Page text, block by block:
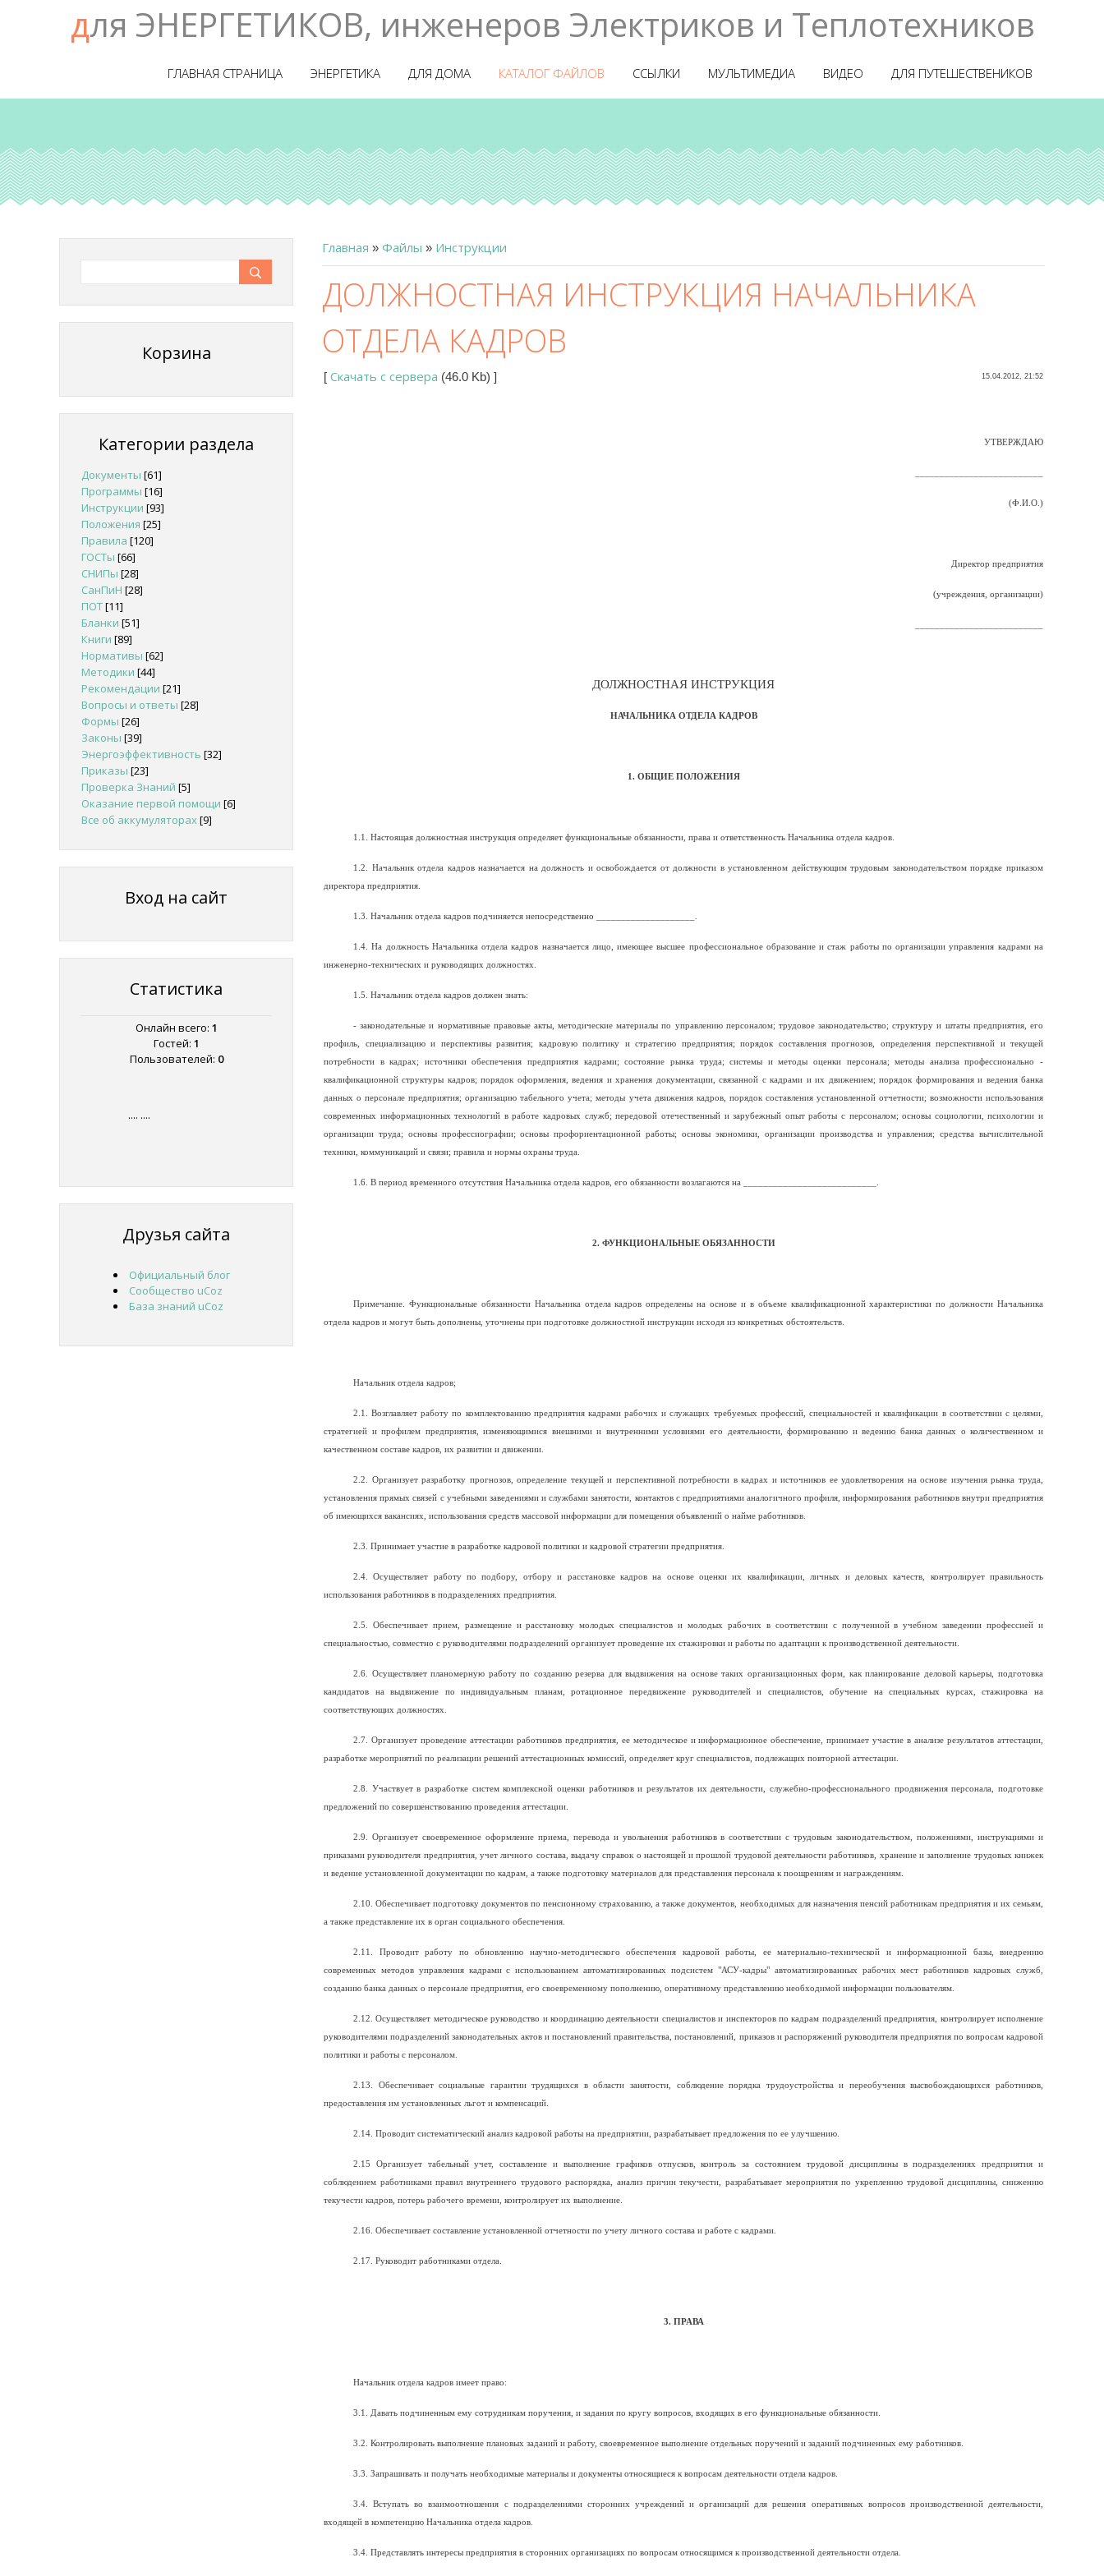
для ЭНЕРГЕТИКОВ, инженеров Электриков и Теплотехников
ГЛАВНАЯ СТРАНИЦА ЭНЕРГЕТИКА ДЛЯ ДОМА КАТАЛОГ ФАЙЛОВ ССЫЛКИ МУЛЬТИМЕДИА ВИДЕО ДЛЯ ПУТЕШЕСТВЕНИКОВ
Главная » Файлы » Инструкции
ДОЛЖНОСТНАЯ ИНСТРУКЦИЯ НАЧАЛЬНИКА
ОТДЕЛА КАДРОВ
[ Скачать с сервера (46.0 Kb) ] 15.04.2012, 21:52
УТВЕРЖДАЮ
(Ф.И.О.)
Директор предприятия
(учреждения, организации)
ДОЛЖНОСТНАЯ ИНСТРУКЦИЯ
НАЧАЛЬНИКА ОТДЕЛА КАДРОВ
1. ОБЩИЕ ПОЛОЖЕНИЯ
1.1. Настоящая должностная инструкция определяет функциональные обязанности, права и ответственность Начальника отдела кадров.
1.2. Начальник отдела кадров назначается на должность и освобождается от должности в установленном действующим трудовым законодательством порядке приказом
директора предприятия.
1.3. Начальник отдела кадров подчиняется непосредственно ____________________.
1.4. На должность Начальника отдела кадров назначается лицо, имеющее высшее профессиональное образование и стаж работы по организации управления кадрами на
инженерно-технических и руководящих должностях.
1.5. Начальник отдела кадров должен знать:
- законодательные и нормативные правовые акты, методические материалы по управлению персоналом; трудовое законодательство; структуру и штаты предприятия, его
профиль, специализацию и перспективы развития; кадровую политику и стратегию предприятия; порядок составления прогнозов, определения перспективной и текущей
потребности в кадрах; источники обеспечения предприятия кадрами; состояние рынка труда; системы и методы оценки персонала; методы анализа профессионально -
квалификационной структуры кадров; порядок оформления, ведения и хранения документации, связанной с кадрами и их движением; порядок формирования и ведения банка
данных о персонале предприятия; организацию табельного учета; методы учета движения кадров, порядок составления установленной отчетности; возможности использования
современных информационных технологий в работе кадровых служб; передовой отечественный и зарубежный опыт работы с персоналом; основы социологии, психологии и
организации труда; основы профессиографии; основы профориентационной работы; основы экономики, организации производства и управления; средства вычислительной
техники, коммуникаций и связи; правила и нормы охраны труда.
1.6. В период временного отсутствия Начальника отдела кадров, его обязанности возлагаются на ___________________________.
2. ФУНКЦИОНАЛЬНЫЕ ОБЯЗАННОСТИ
Примечание. Функциональные обязанности Начальника отдела кадров определены на основе и в объеме квалификационной характеристики по должности Начальника
отдела кадров и могут быть дополнены, уточнены при подготовке должностной инструкции исходя из конкретных обстоятельств.
Начальник отдела кадров;
2.1. Возглавляет работу по комплектованию предприятия кадрами рабочих и служащих требуемых профессий, специальностей и квалификации в соответствии с целями,
стратегией и профилем предприятия, изменяющимися внешними и внутренними условиями его деятельности, формированию и ведению банка данных о количественном и
качественном составе кадров, их развитии и движении.
2.2. Организует разработку прогнозов, определение текущей и перспективной потребности в кадрах и источников ее удовлетворения на основе изучения рынка труда,
установления прямых связей с учебными заведениями и службами занятости, контактов с предприятиями аналогичного профиля, информирования работников внутри предприятия
об имеющихся вакансиях, использования средств массовой информации для помещения объявлений о найме работников.
2.3. Принимает участие в разработке кадровой политики и кадровой стратегии предприятия.
2.4. Осуществляет работу по подбору, отбору и расстановке кадров на основе оценки их квалификации, личных и деловых качеств, контролирует правильность
использования работников в подразделениях предприятия.
2.5. Обеспечивает прием, размещение и расстановку молодых специалистов и молодых рабочих в соответствии с полученной в учебном заведении профессией и
специальностью, совместно с руководителями подразделений организует проведение их стажировки и работы по адаптации к производственной деятельности.
2.6. Осуществляет планомерную работу по созданию резерва для выдвижения на основе таких организационных форм, как планирование деловой карьеры, подготовка
кандидатов на выдвижение по индивидуальным планам, ротационное передвижение руководителей и специалистов, обучение на специальных курсах, стажировка на
соответствующих должностях.
2.7. Организует проведение аттестации работников предприятия, ее методическое и информационное обеспечение, принимает участие в анализе результатов аттестации,
разработке мероприятий по реализации решений аттестационных комиссий, определяет круг специалистов, подлежащих повторной аттестации.
2.8. Участвует в разработке систем комплексной оценки работников и результатов их деятельности, служебно-профессионального продвижения персонала, подготовке
предложений по совершенствованию проведения аттестации.
2.9. Организует своевременное оформление приема, перевода и увольнения работников в соответствии с трудовым законодательством, положениями, инструкциями и
приказами руководителя предприятия, учет личного состава, выдачу справок о настоящей и прошлой трудовой деятельности работников, хранение и заполнение трудовых книжек
и ведение установленной документации по кадрам, а также подготовку материалов для представления персонала к поощрениям и награждениям.
2.10. Обеспечивает подготовку документов по пенсионному страхованию, а также документов, необходимых для назначения пенсий работникам предприятия и их семьям,
а также представление их в орган социального обеспечения.
2.11. Проводит работу по обновлению научно-методического обеспечения кадровой работы, ее материально-технической и информационной базы, внедрению
современных методов управления кадрами с использованием автоматизированных подсистем "АСУ-кадры" автоматизированных рабочих мест работников кадровых служб,
созданию банка данных о персонале предприятия, его своевременному пополнению, оперативному представлению необходимой информации пользователям.
2.12. Осуществляет методическое руководство и координацию деятельности специалистов и инспекторов по кадрам подразделений предприятия, контролирует исполнение
руководителями подразделений законодательных актов и постановлений правительства, постановлений, приказов и распоряжений руководителя предприятия по вопросам кадровой
политики и работы с персоналом.
2.13. Обеспечивает социальные гарантии трудящихся в области занятости, соблюдение порядка трудоустройства и переобучения высвобождающихся работников,
предоставления им установленных льгот и компенсаций.
2.14. Проводит систематический анализ кадровой работы на предприятии, разрабатывает предложения по ее улучшению.
2.15 Организует табельный учет, составление и выполнение графиков отпусков, контроль за состоянием трудовой дисциплины в подразделениях предприятия и
соблюдением работниками правил внутреннего трудового распорядка, анализ причин текучести, разрабатывает мероприятия по укреплению трудовой дисциплины, снижению
текучести кадров, потерь рабочего времени, контролирует их выполнение.
2.16. Обеспечивает составление установленной отчетности по учету личного состава и работе с кадрами.
2.17. Руководит работниками отдела.
3. ПРАВА
Начальник отдела кадров имеет право:
3.1. Давать подчиненным ему сотрудникам поручения, и задания по кругу вопросов, входящих в его функциональные обязанности.
3.2. Контролировать выполнение плановых заданий и работу, своевременное выполнение отдельных поручений и заданий подчиненных ему работников.
3.3. Запрашивать и получать необходимые материалы и документы относящиеся к вопросам деятельности отдела кадров.
3.4. Вступать во взаимоотношения с подразделениями сторонних учреждений и организаций для решения оперативных вопросов производственной деятельности,
входящей в компетенцию Начальника отдела кадров.
3.4. Представлять интересы предприятия в сторонних организациях по вопросам относящимся к производственной деятельности отдела.
Корзина
Категории раздела
Документы [61]
Программы [16]
Инструкции [93]
Положения [25]
Правила [120]
ГОСТы [66]
СНИПы [28]
СанПиН [28]
ПОТ[11]
Бланки [51]
Книги [89]
Нормативы [62]
Методики [44]
Рекомендации [21]
Вопросы и ответы [28]
Формы [26]
Законы [39]
Энергоэффективность [32]
Приказы [23]
Проверка Знаний [5]
Оказание первой помощи [6]
Все об аккумуляторах[9]
Вход на сайт
Статистика
Онлайн всего: 1
Гостей: 1
Пользователей: 0
.... ....
Друзья сайта
Официальный блог
Сообщество uCoz
База знаний uCoz